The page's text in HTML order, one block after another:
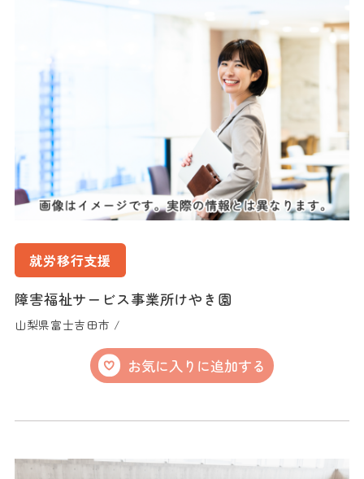
就労移行支援
障害福祉サービス事業所けやき園
山梨県富士吉田市 /
お気に入りに追加する